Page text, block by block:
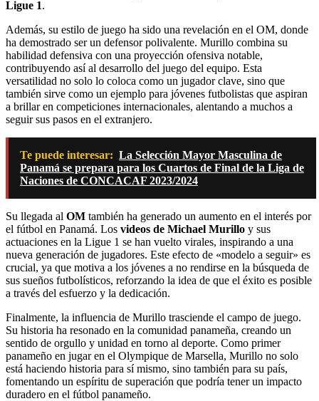
Ligue 1.
Además, su estilo de juego ha sido una revelación en el OM, donde
ha demostrado ser un defensor polivalente. Murillo combina su
habilidad defensiva con una proyección ofensiva notable,
contribuyendo así al desarrollo del juego del equipo. Esta
versatilidad no solo lo coloca como un jugador clave, sino que
también sirve como un ejemplo para jóvenes futbolistas que aspiran
a brillar en competiciones internacionales, alentando a muchos a
seguir sus pasos en el extranjero.
Te puede interesar: La Selección Mayor Masculina de
Panamá se prepara para los Cuartos de Final de la Liga de
Naciones de CONCACAF 2023/2024
Su llegada al OM también ha generado un aumento en el interés por
el fútbol en Panamá. Los videos de Michael Murillo y sus
actuaciones en la Ligue 1 se han vuelto virales, inspirando a una
nueva generación de jugadores. Este efecto de «modelo a seguir» es
crucial, ya que motiva a los jóvenes a no rendirse en la búsqueda de
sus sueños futbolísticos, reforzando la idea de que el éxito es posible
a través del esfuerzo y la dedicación.
Finalmente, la influencia de Murillo trasciende el campo de juego.
Su historia ha resonado en la comunidad panameña, creando un
sentido de orgullo y unidad en torno al deporte. Como primer
panameño en jugar en el Olympique de Marsella, Murillo no solo
está haciendo historia para sí mismo, sino también para su país,
fomentando un espíritu de superación que podría tener un impacto
duradero en el fútbol panameño.